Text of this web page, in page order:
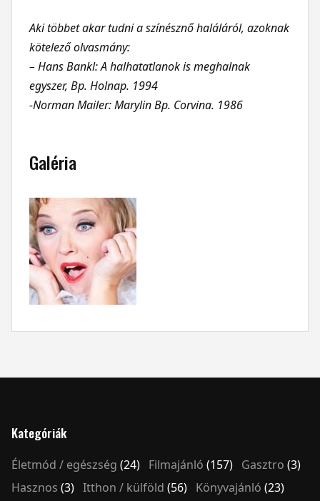
Aki többet akar tudni a színésznő haláláról, azoknak
kötelező olvasmány:
– Hans Bankl: A halhatatlanok is meghalnak
egyszer, Bp. Holnap. 1994
-Norman Mailer: Marylin Bp. Corvina. 1986
Galéria
Kategóriák
Életmód / egészség (24) Filmajánló (157) Gasztro (3)
Hasznos (3) Itthon / külföld (56) Könyvajánló (23)